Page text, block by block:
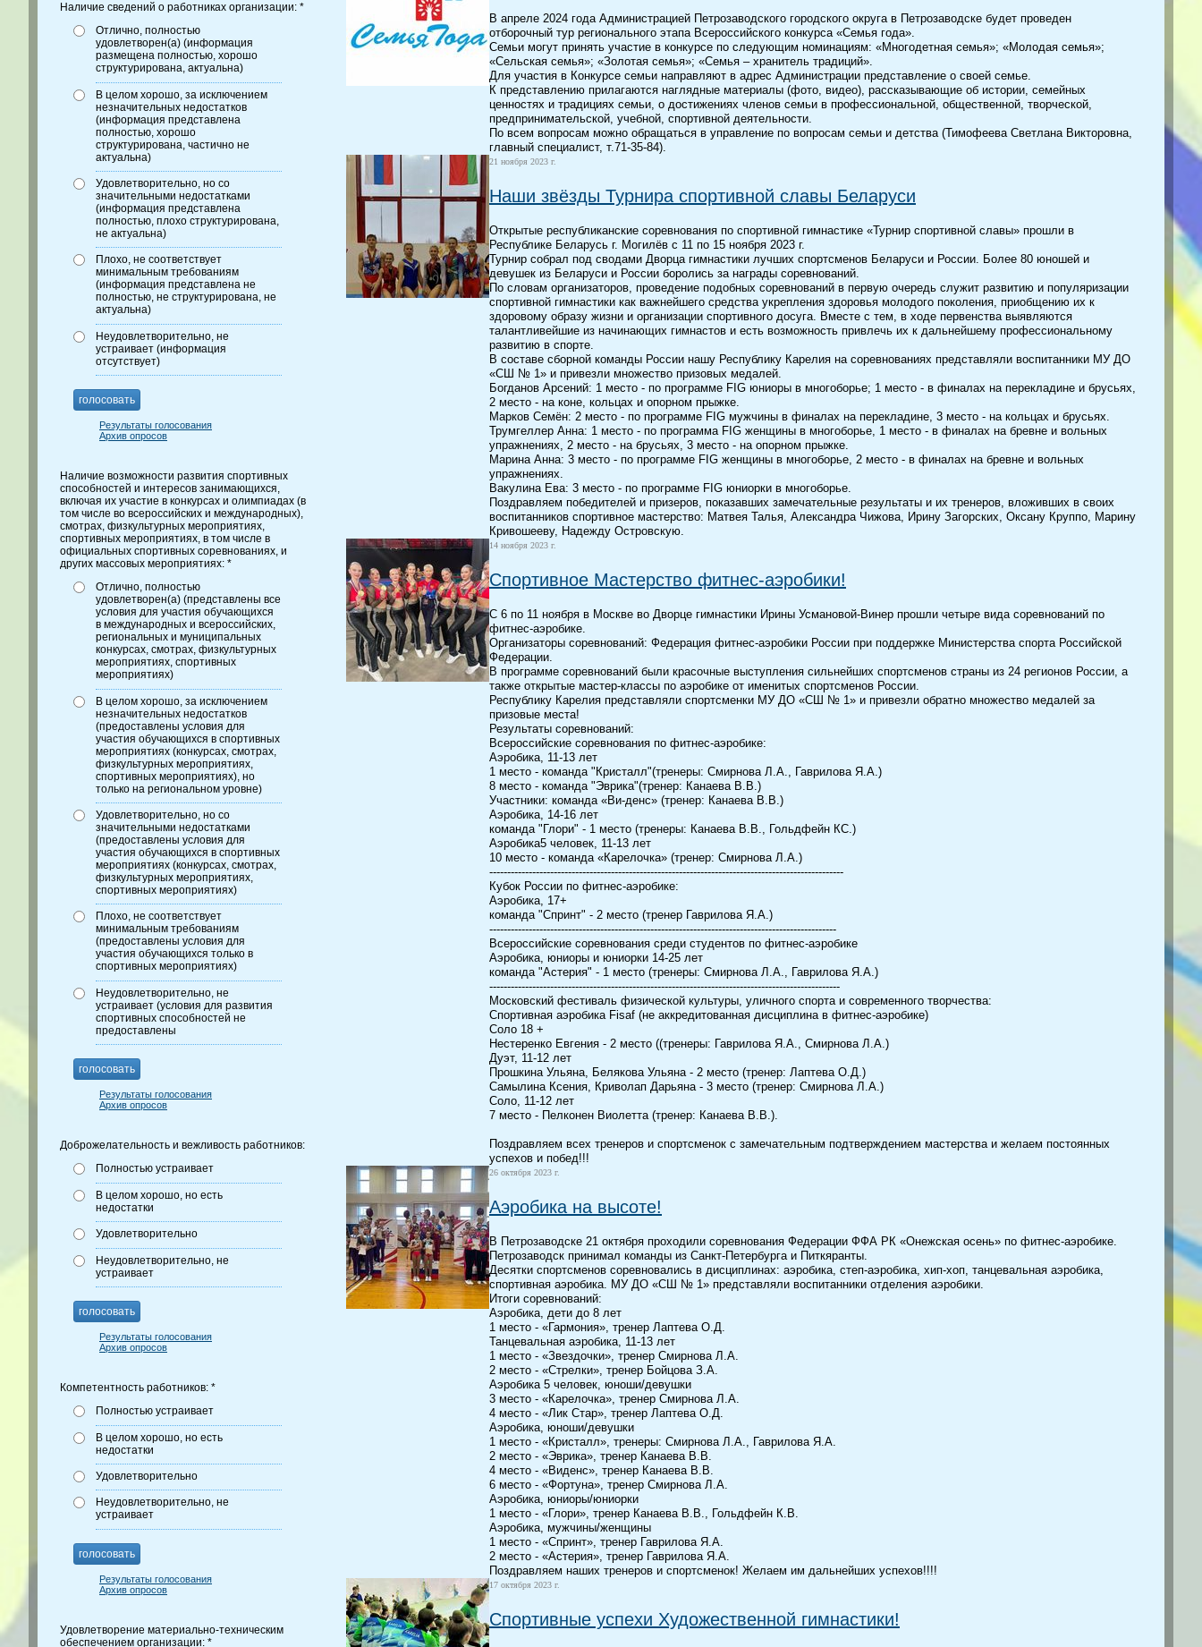
Наличие сведений о работниках организации: *
Отлично, полностью
удовлетворен(а) (информация
размещена полностью, хорошо
структурирована, актуальна)
В целом хорошо, за исключением
незначительных недостатков
(информация представлена
полностью, хорошо
структурирована, частично не
актуальна)
Удовлетворительно, но со
значительными недостатками
(информация представлена
полностью, плохо структурирована,
не актуальна)
Плохо, не соответствует
минимальным требованиям
(информация представлена не
полностью, не структурирована, не
актуальна)
Неудовлетворительно, не
устраивает (информация
отсутствует)
голосовать
Результаты голосования
Архив опросов
Наличие возможности развития спортивных
способностей и интересов занимающихся,
включая их участие в конкурсах и олимпиадах (в
том числе во всероссийских и международных),
смотрах, физкультурных мероприятиях,
спортивных мероприятиях, в том числе в
официальных спортивных соревнованиях, и
других массовых мероприятиях: *
Отлично, полностью
удовлетворен(а) (представлены все
условия для участия обучающихся
в международных и всероссийских,
региональных и муниципальных
конкурсах, смотрах, физкультурных
мероприятиях, спортивных
мероприятиях)
В целом хорошо, за исключением
незначительных недостатков
(предоставлены условия для
участия обучающихся в спортивных
мероприятиях (конкурсах, смотрах,
физкультурных мероприятиях,
спортивных мероприятиях), но
только на региональном уровне)
Удовлетворительно, но со
значительными недостатками
(предоставлены условия для
участия обучающихся в спортивных
мероприятиях (конкурсах, смотрах,
физкультурных мероприятиях,
спортивных мероприятиях)
Плохо, не соответствует
минимальным требованиям
(предоставлены условия для
участия обучающихся только в
спортивных мероприятиях)
Неудовлетворительно, не
устраивает (условия для развития
спортивных способностей не
предоставлены
голосовать
Результаты голосования
Архив опросов
Доброжелательность и вежливость работников:
Полностью устраивает
В целом хорошо, но есть
недостатки
Удовлетворительно
Неудовлетворительно, не
устраивает
голосовать
Результаты голосования
Архив опросов
Компетентность работников: *
Полностью устраивает
В целом хорошо, но есть
недостатки
Удовлетворительно
Неудовлетворительно, не
устраивает
голосовать
Результаты голосования
Архив опросов
Удовлетворение материально-техническим
обеспечением организации: *
В апреле 2024 года Администрацией Петрозаводского городского округа в Петрозаводске будет проведен
отборочный тур регионального этапа Всероссийского конкурса «Семья года».
Семьи могут принять участие в конкурсе по следующим номинациям: «Многодетная семья»; «Молодая семья»;
«Сельская семья»; «Золотая семья»; «Семья – хранитель традиций».
Для участия в Конкурсе семьи направляют в адрес Администрации представление о своей семье.
К представлению прилагаются наглядные материалы (фото, видео), рассказывающие об истории, семейных
ценностях и традициях семьи, о достижениях членов семьи в профессиональной, общественной, творческой,
предпринимательской, учебной, спортивной деятельности.
По всем вопросам можно обращаться в управление по вопросам семьи и детства (Тимофеева Светлана Викторовна,
главный специалист, т.71-35-84).
21 ноября 2023 г.
Наши звёзды Турнира спортивной славы Беларуси
Открытые республиканские соревнования по спортивной гимнастике «Турнир спортивной славы» прошли в
Республике Беларусь г. Могилёв с 11 по 15 ноября 2023 г.
Турнир собрал под сводами Дворца гимнастики лучших спортсменов Беларуси и России. Более 80 юношей и
девушек из Беларуси и России боролись за награды соревнований.
По словам организаторов, проведение подобных соревнований в первую очередь служит развитию и популяризации
спортивной гимнастики как важнейшего средства укрепления здоровья молодого поколения, приобщению их к
здоровому образу жизни и организации спортивного досуга. Вместе с тем, в ходе первенства выявляются
талантливейшие из начинающих гимнастов и есть возможность привлечь их к дальнейшему профессиональному
развитию в спорте.
В составе сборной команды России нашу Республику Карелия на соревнованиях представляли воспитанники МУ ДО
«СШ № 1» и привезли множество призовых медалей.
Богданов Арсений: 1 место - по программе FIG юниоры в многоборье; 1 место - в финалах на перекладине и брусьях,
2 место - на коне, кольцах и опорном прыжке.
Марков Семён: 2 место - по программе FIG мужчины в финалах на перекладине, 3 место - на кольцах и брусьях.
Трумгеллер Анна: 1 место - по программа FIG женщины в многоборье, 1 место - в финалах на бревне и вольных
упражнениях, 2 место - на брусьях, 3 место - на опорном прыжке.
Марина Анна: 3 место - по программе FIG женщины в многоборье, 2 место - в финалах на бревне и вольных
упражнениях.
Вакулина Ева: 3 место - по программе FIG юниорки в многоборье.
Поздравляем победителей и призеров, показавших замечательные результаты и их тренеров, вложивших в своих
воспитанников спортивное мастерство: Матвея Талья, Александра Чижова, Ирину Загорских, Оксану Круппо, Марину
Кривошееву, Надежду Островскую.
14 ноября 2023 г.
Спортивное Мастерство фитнес-аэробики!
C 6 по 11 ноября в Москве во Дворце гимнастики Ирины Усмановой-Винер прошли четыре вида соревнований по
фитнес-аэробике.
Организаторы соревнований: Федерация фитнес-аэробики России при поддержке Министерства спорта Российской
Федерации.
В программе соревнований были красочные выступления сильнейших спортсменов страны из 24 регионов России, а
также открытые мастер-классы по аэробике от именитых спортсменов России.
Республику Карелия представляли спортсменки МУ ДО «СШ № 1» и привезли обратно множество медалей за
призовые места!
Результаты соревнований:
Всероссийские соревнования по фитнес-аэробике:
Аэробика, 11-13 лет
1 место - команда "Кристалл"(тренеры: Смирнова Л.А., Гаврилова Я.А.)
8 место - команда "Эврика"(тренер: Канаева В.В.)
Участники: команда «Ви-денс» (тренер: Канаева В.В.)
Аэробика, 14-16 лет
команда "Глори" - 1 место (тренеры: Канаева В.В., Гольдфейн КС.)
Аэробика5 человек, 11-13 лет
10 место - команда «Карелочка» (тренер: Смирнова Л.А.)
---------------------------------------------------------------------------------------------------
Кубок России по фитнес-аэробике:
Аэробика, 17+
команда "Спринт" - 2 место (тренер Гаврилова Я.А.)
-------------------------------------------------------------------------------------------------
Всероссийские соревнования среди студентов по фитнес-аэробике
Аэробика, юниоры и юниорки 14-25 лет
команда "Астерия" - 1 место (тренеры: Смирнова Л.А., Гаврилова Я.А.)
--------------------------------------------------------------------------------------------------
Московский фестиваль физической культуры, уличного спорта и современного творчества:
Спортивная аэробика Fisaf (не аккредитованная дисциплина в фитнес-аэробике)
Соло 18 +
Нестеренко Евгения - 2 место ((тренеры: Гаврилова Я.А., Смирнова Л.А.)
Дуэт, 11-12 лет
Прошкина Ульяна, Белякова Ульяна - 2 место (тренер: Лаптева О.Д.)
Самылина Ксения, Криволап Дарьяна - 3 место (тренер: Смирнова Л.А.)
Соло, 11-12 лет
7 место - Пелконен Виолетта (тренер: Канаева В.В.).
Поздравляем всех тренеров и спортсменок с замечательным подтверждением мастерства и желаем постоянных
успехов и побед!!!
26 октября 2023 г.
Аэробика на высоте!
В Петрозаводске 21 октября проходили соревнования Федерации ФФА РК «Онежская осень» по фитнес-аэробике.
Петрозаводск принимал команды из Санкт-Петербурга и Питкяранты.
Десятки спортсменов соревновались в дисциплинах: аэробика, степ-аэробика, хип-хоп, танцевальная аэробика,
спортивная аэробика. МУ ДО «СШ № 1» представляли воспитанники отделения аэробики.
Итоги соревнований:
Аэробика, дети до 8 лет
1 место - «Гармония», тренер Лаптева О.Д.
Танцевальная аэробика, 11-13 лет
1 место - «Звездочки», тренер Смирнова Л.А.
2 место - «Стрелки», тренер Бойцова З.А.
Аэробика 5 человек, юноши/девушки
3 место - «Карелочка», тренер Смирнова Л.А.
4 место - «Лик Стар», тренер Лаптева О.Д.
Аэробика, юноши/девушки
1 место - «Кристалл», тренеры: Смирнова Л.А., Гаврилова Я.А.
2 место - «Эврика», тренер Канаева В.В.
4 место - «Виденс», тренер Канаева В.В.
6 место - «Фортуна», тренер Смирнова Л.А.
Аэробика, юниоры/юниорки
1 место - «Глори», тренер Канаева В.В., Гольдфейн К.В.
Аэробика, мужчины/женщины
1 место - «Спринт», тренер Гаврилова Я.А.
2 место - «Астерия», тренер Гаврилова Я.А.
Поздравляем наших тренеров и спортсменок! Желаем им дальнейших успехов!!!!
17 октября 2023 г.
Спортивные успехи Художественной гимнастики!